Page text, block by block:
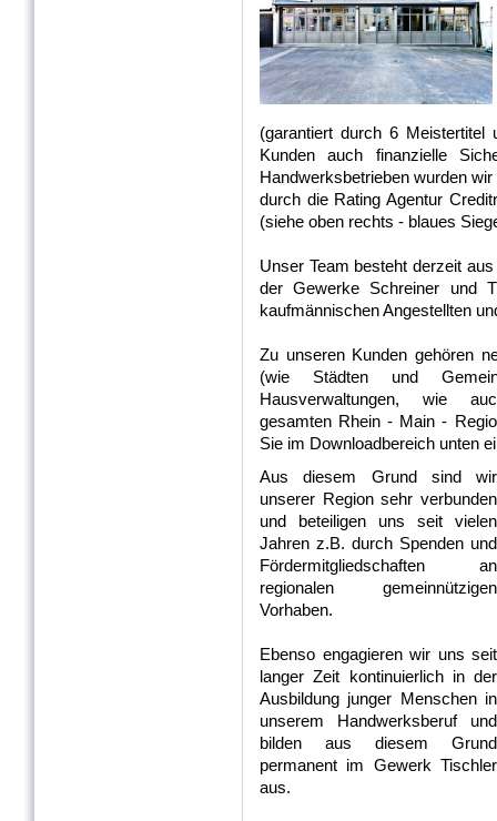
(garantiert durch 6 Meistertitel
Kunden auch finanzielle
Handwerksbetrieben wurden
durch die Rating Agentur
(siehe oben rechts - blaues
Unser Team besteht derzeit
der Gewerke Schreiner und
kaufmännischen Angestellten
Zu unseren Kunden gehören
(wie Städten und
Hausverwaltungen, wie
gesamten Rhein - Main -
Sie im Downloadbereich unten
Aus diesem Grund sind wir
unserer Region sehr verbunden
und beteiligen uns seit vielen
Jahren z.B. durch Spenden und
Fördermitgliedschaften an
regionalen gemeinnützigen
Vorhaben.
Ebenso engagieren wir uns seit
langer Zeit kontinuierlich in der
Ausbildung junger Menschen in
unserem Handwerksberuf und
bilden aus diesem Grund
permanent im Gewerk Tischler
aus.